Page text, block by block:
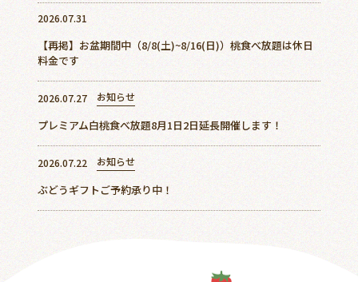
美作農園について
新着情報
周辺観光スポット
よくあるご質問
お客様の声
アクセス
2026.07.31
【再掲】お盆期間中（8/8(土)~8/16(日)）桃食べ放題は休日
料金です
2026.07.27 お知らせ
プレミアム白桃食べ放題8月1日2日延長開催します！
2026.07.22 お知らせ
ぶどうギフトご予約承り中！